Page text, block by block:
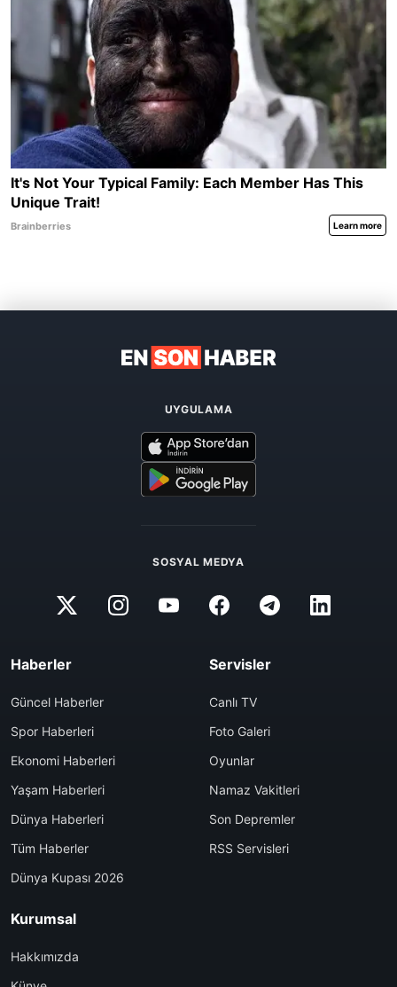
UYGULAMA
SOSYAL MEDYA
Haberler
Güncel Haberler
Spor Haberleri
Ekonomi Haberleri
Yaşam Haberleri
Dünya Haberleri
Tüm Haberler
Dünya Kupası 2026
Servisler
Canlı TV
Foto Galeri
Oyunlar
Namaz Vakitleri
Son Depremler
RSS Servisleri
Kurumsal
Hakkımızda